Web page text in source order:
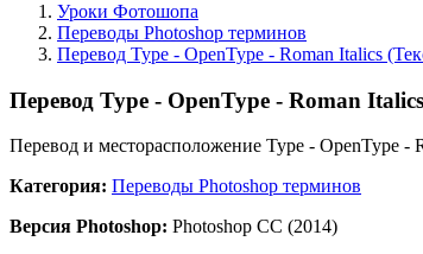
Уроки Фотошопа
Переводы Photoshop терминов
Перевод Type - OpenType - Roman Italics
Перевод Type - OpenType - Roman
Перевод и месторасположение Type - OpenType
Категория: Переводы Photoshop терминов
Версия Photoshop: Photoshop CC (2014)